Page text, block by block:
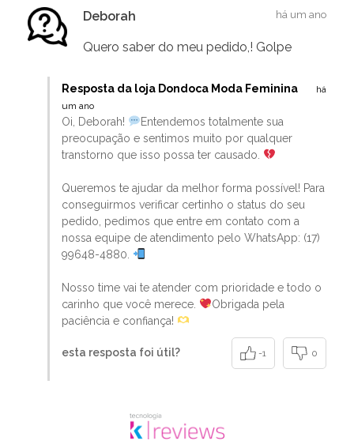
Deborah há um ano
Quero saber do meu pedido,! Golpe
Resposta da loja Dondoca Moda Feminina
há
um ano
Oi, Deborah!
Entendemos totalmente sua
preocupação e sentimos muito por qualquer
transtorno que isso possa ter causado.
Queremos te ajudar da melhor forma possível! Para
conseguirmos verificar certinho o status do seu
pedido, pedimos que entre em contato com a
nossa equipe de atendimento pelo WhatsApp: (17)
99648-4880.
Nosso time vai te atender com prioridade e todo o
carinho que você merece.
Obrigada pela
paciência e confiança!
esta resposta foi útil? -1 0